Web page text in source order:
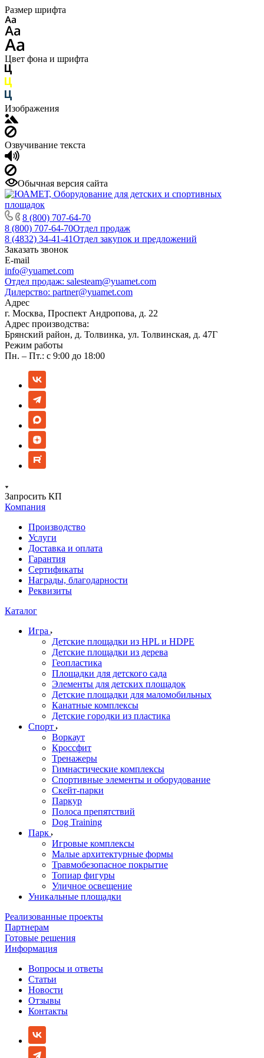
Размер шрифта
Цвет фона и шрифта
Изображения
Озвучивание текста
Обычная версия сайта
8 (800) 707-64-70
8 (800) 707-64-70Отдел продаж
8 (4832) 34-41-41Отдел закупок и предложений
Заказать звонок
E-mail
info@yuamet.com
Отдел продаж: salesteam@yuamet.com
Дилерство: partner@yuamet.com
Адрес
г. Москва, Проспект Андропова, д. 22
Адрес производства:
Брянский район, д. Толвинка, ул. Толвинская, д. 47Г
Режим работы
Пн. – Пт.: с 9:00 до 18:00
Запросить КП
Компания
Производство
Услуги
Доставка и оплата
Гарантия
Сертификаты
Награды, благодарности
Реквизиты
Каталог
Игра
Детские площадки из HPL и HDPE
Детские площадки из дерева
Геопластика
Площадки для детского сада
Элементы для детских площадок
Детские площадки для маломобильных
Канатные комплексы
Детские городки из пластика
Спорт
Воркаут
Кроссфит
Тренажеры
Гимнастические комплексы
Спортивные элементы и оборудование
Скейт-парки
Паркур
Полоса препятствий
Dog Training
Парк
Игровые комплексы
Малые архитектурные формы
Травмобезопасное покрытие
Топиар фигуры
Уличное освещение
Уникальные площадки
Реализованные проекты
Партнерам
Готовые решения
Информация
Вопросы и ответы
Статьи
Новости
Отзывы
Контакты